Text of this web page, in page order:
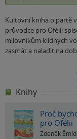
Kultovní kniha o partě
průvodce pro Ofélii
milovníkům klidných
zasmát a naladit na
Knihy
Proč
pro Ofélii
Zdeněk Šmíd